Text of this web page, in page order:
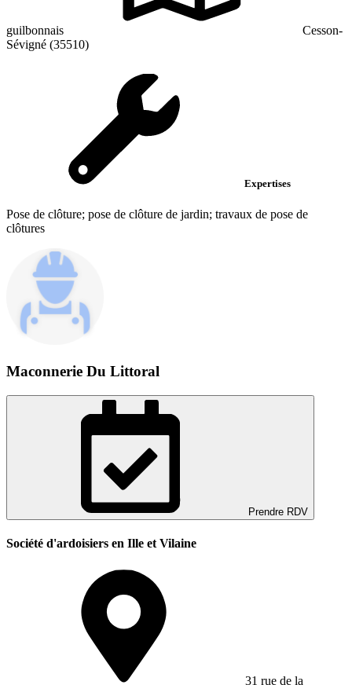
guilbonnais
Cesson-
Sévigné (35510)
Expertises
Pose de clôture; pose de clôture de jardin; travaux de pose de
clôtures
Maconnerie Du Littoral
Prendre RDV
Société d'ardoisiers en Ille et Vilaine
31 rue de la